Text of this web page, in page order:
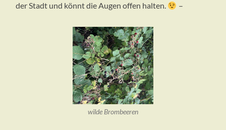
der Stadt und könnt die Augen offen halten.
–
wilde Brombeeren